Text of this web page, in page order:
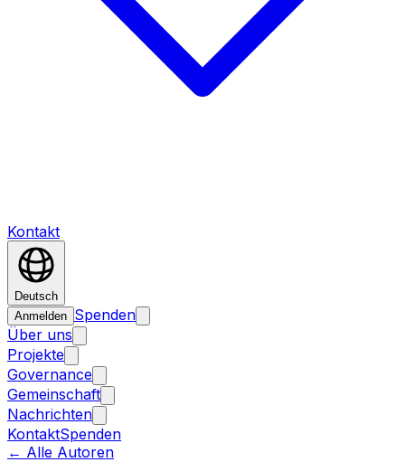
Kontakt
Deutsch
Anmelden Spenden
Über uns
Projekte
Governance
Gemeinschaft
Nachrichten
KontaktSpenden
← Alle Autoren